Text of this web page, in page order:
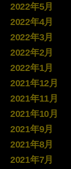
2022年5月
2022年4月
2022年3月
2022年2月
2022年1月
2021年12月
2021年11月
2021年10月
2021年9月
2021年8月
2021年7月